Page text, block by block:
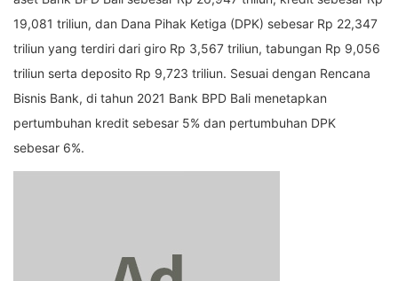
19,081 triliun, dan Dana Pihak Ketiga (DPK) sebesar Rp 22,347
triliun yang terdiri dari giro Rp 3,567 triliun, tabungan Rp 9,056
triliun serta deposito Rp 9,723 triliun. Sesuai dengan Rencana
Bisnis Bank, di tahun 2021 Bank BPD Bali menetapkan
pertumbuhan kredit sebesar 5% dan pertumbuhan DPK
sebesar 6%.